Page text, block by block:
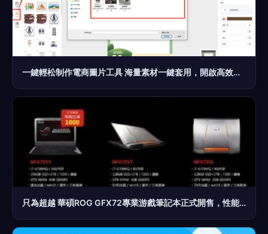
一鍵輕松制作電商圖片工具 海量素材一鍵套用，開啟高效電腦圖文設計新時代
只為超越 華碩ROG GFX72專業游戲筆記本正式開售，性能巨獸賦能極致電競與創意設計